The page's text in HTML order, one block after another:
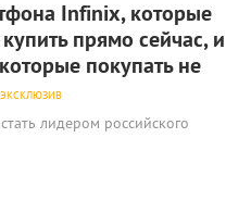
Infinix, которые
прямо сейчас, и
покупать не
ЭКСКЛЮЗИВ
лидером российского